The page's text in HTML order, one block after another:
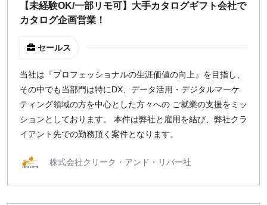
【未経験OK/一部リモ可】大手カタログギフト会社で
カタログ企画営業！
セールス
当社は『プロフェッショナルの生涯価値の向上』を目指し、
その中でも当部門は特にDX、データ活用・デジタルマーケ
ティング領域の方を中心とした方々への ご就業の支援をミッ
ションとしております。 本件は弊社と雇用を結び、弊社クラ
イアント先での勤務頂く案件となります。
株式会社クリーク・アンド・リバー社